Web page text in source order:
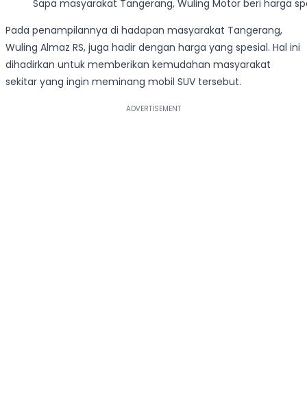
Sapa masyarakat Tangerang, Wuling Motor beri harga
Pada penampilannya di hadapan masyarakat Tangerang,
Wuling Almaz RS, juga hadir dengan harga yang spesial. Hal ini
dihadirkan untuk memberikan kemudahan masyarakat
sekitar yang ingin meminang mobil SUV tersebut.